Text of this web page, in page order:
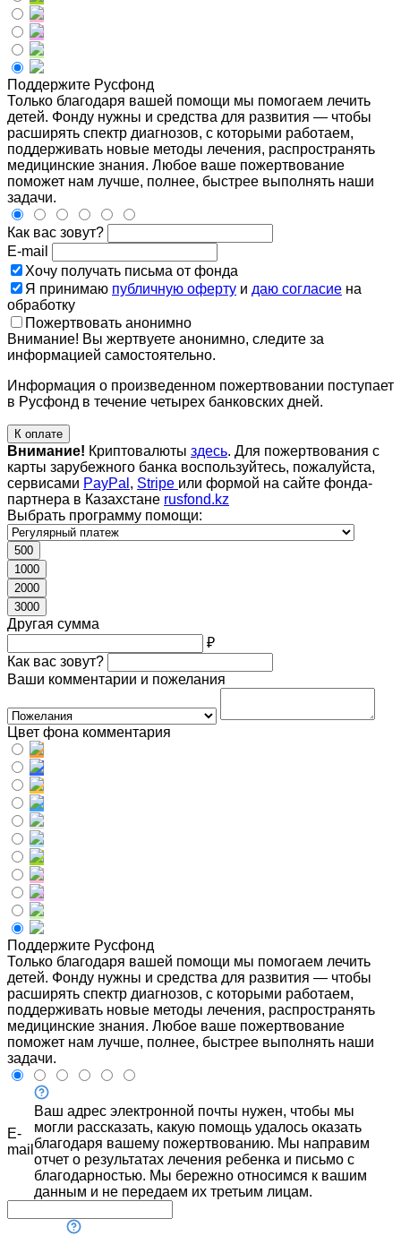
Поддержите Русфонд
Только благодаря вашей помощи мы помогаем лечить
детей. Фонду нужны и средства для развития — чтобы
расширять спектр диагнозов, с которыми работаем,
поддерживать новые методы лечения, распространять
медицинские знания. Любое ваше пожертвование
поможет нам лучше, полнее, быстрее выполнять наши
задачи.
Как вас зовут?
E-mail
Хочу получать письма от фонда
Я принимаю публичную оферту и даю согласие на
обработку
Пожертвовать анонимно
Внимание! Вы жертвуете анонимно, следите за
информацией самостоятельно.
Информация о произведенном пожертвовании поступает
в Русфонд в течение четырех банковских дней.
К оплате
Внимание! Криптовалюты здесь. Для пожертвования с
карты зарубежного банка воспользуйтесь, пожалуйста,
сервисами PayPal , Stripe или формой на сайте фонда-
партнера в Казахстане rusfond.kz
Выбрать программу помощи:
500
1000
2000
3000
Другая сумма
₽
Как вас зовут?
Ваши комментарии и пожелания
Цвет фона комментария
Поддержите Русфонд
Только благодаря вашей помощи мы помогаем лечить
детей. Фонду нужны и средства для развития — чтобы
расширять спектр диагнозов, с которыми работаем,
поддерживать новые методы лечения, распространять
медицинские знания. Любое ваше пожертвование
поможет нам лучше, полнее, быстрее выполнять наши
задачи.
E-
mail
Ваш адрес электронной почты нужен, чтобы мы
могли рассказать, какую помощь удалось оказать
благодаря вашему пожертвованию. Мы направим
отчет о результатах лечения ребенка и письмо с
благодарностью. Мы бережно относимся к вашим
данным и не передаем их третьим лицам.